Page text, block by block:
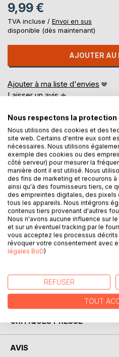
9,99 €
TVA incluse / Envoi en sus
disponible (dès maintenant)
AJOUTER AU
Ajouter à ma liste d'envies
Laisser un avis
DESCRIPTION
Edwin Holking est poursuivi par
Smérold, lorsqu'il se voit
peuple qu'il ne connait qu'à
Heureusement Aaron et
le guider dans cette aventure
créatures étranges et forêts
AUTEUR(S)
CRITIQUES PRESSE
AVIS
Nous respectons la protection
Nous utilisons des cookies et des
site web. Certains d'entre eux sont
nécessaires. Nous utilisons
exemple des cookies ou des
côté serveur) pour mesurer la
manière dont il est utilisé. Nous
des fins de marketing et recourons
ainsi qu'à des fournisseurs tiers, ce
des empreintes digitales, des pixels
tous les appareils. Nous intégrons
contenus tiers provenant d'autres
Nous n'avons aucune influence sur
et sur un éventuel tracking par le
vous acceptez les processus
révoquer votre consentement avec
légales BoD)
REFUSER
TOUT